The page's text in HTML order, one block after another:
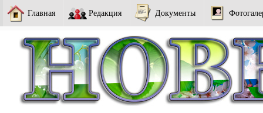
Главная Редакция Документы